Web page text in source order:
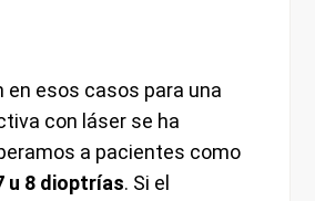
en esos casos para una
con láser se ha
a pacientes como
u 8 dioptrías. Si el